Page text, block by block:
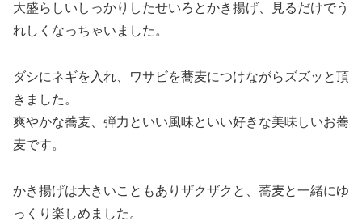
大盛らしいしっかりしたせいろとかき揚げ、見るだけでう
れしくなっちゃいました。
ダシにネギを入れ、ワサビを蕎麦につけながらズズッと頂
きました。
爽やかな蕎麦、弾力といい風味といい好きな美味しいお蕎
麦です。
かき揚げは大きいこともありザクザクと、蕎麦と一緒にゆ
っくり楽しめました。